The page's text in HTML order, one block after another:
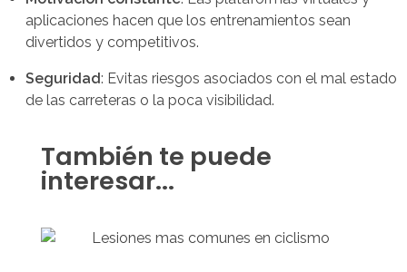
aplicaciones hacen que los entrenamientos sean
divertidos y competitivos.
Seguridad: Evitas riesgos asociados con el mal estado
de las carreteras o la poca visibilidad.
También te puede
interesar...